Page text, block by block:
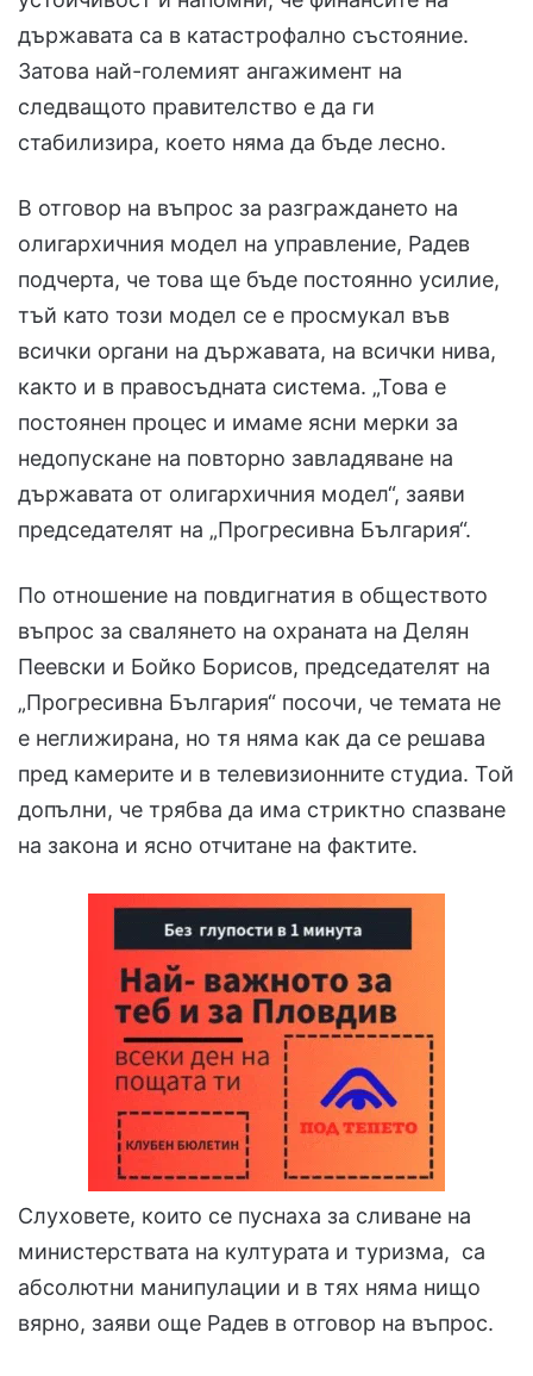
държавата са в катастрофално състояние.
Затова най-големият ангажимент на
следващото правителство е да ги
стабилизира, което няма да бъде лесно.
В отговор на въпрос за разграждането на
олигархичния модел на управление, Радев
подчерта, че това ще бъде постоянно усилие,
тъй като този модел се е просмукал във
всички органи на държавата, на всички нива,
както и в правосъдната система. „Това е
постоянен процес и имаме ясни мерки за
недопускане на повторно завладяване на
държавата от олигархичния модел“, заяви
председателят на „Прогресивна България“.
По отношение на повдигнатия в обществото
въпрос за свалянето на охраната на Делян
Пеевски и Бойко Борисов, председателят на
„Прогресивна България“ посочи, че темата не
е неглижирана, но тя няма как да се решава
пред камерите и в телевизионните студиа. Той
допълни, че трябва да има стриктно спазване
на закона и ясно отчитане на фактите.
Слуховете, които се пуснаха за сливане на
министерствата на културата и туризма, са
абсолютни манипулации и в тях няма нищо
вярно, заяви още Радев в отговор на въпрос.